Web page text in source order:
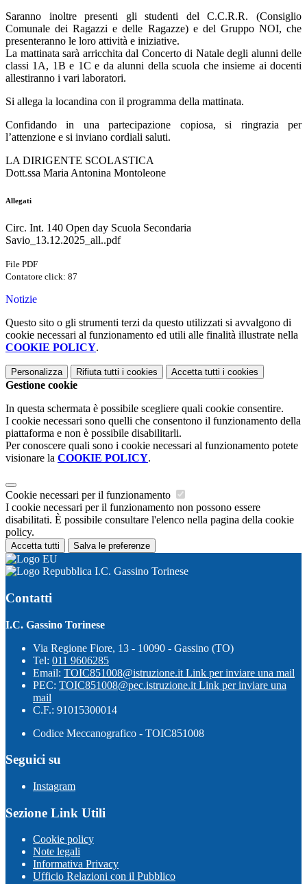
Saranno inoltre presenti gli studenti del C.C.R.R. (Consiglio
Comunale dei Ragazzi e delle Ragazze) e del Gruppo NOI, che
presenteranno le loro attività e iniziative.
La mattinata sarà arricchita dal Concerto di Natale degli alunni delle
classi 1A, 1B e 1C e da alunni della scuola che insieme ai docenti
allestiranno i vari laboratori.
Si allega la locandina con il programma della mattinata.
Confidando in una partecipazione copiosa, si ringrazia per
l’attenzione e si inviano cordiali saluti.
LA DIRIGENTE SCOLASTICA
Dott.ssa Maria Antonina Montoleone
Allegati
Circ. Int. 140 Open day Scuola Secondaria
Savio_13.12.2025_all..pdf
File PDF
Contatore click: 87
Notizie
Questo sito o gli strumenti terzi da questo utilizzati si avvalgono di
cookie necessari al funzionamento ed utili alle finalità illustrate nella
COOKIE POLICY.
Personalizza Rifiuta tutti i cookies Accetta tutti i cookies
Gestione cookie
In questa schermata è possibile scegliere quali cookie consentire.
I cookie necessari sono quelli che consentono il funzionamento della
piattaforma e non è possibile disabilitarli.
Per conoscere quali sono i cookie necessari al funzionamento potete
visionare la COOKIE POLICY.
Cookie necessari per il funzionamento
I cookie necessari per il funzionamento non possono essere
disabilitati. È possibile consultare l'elenco nella pagina della cookie
policy.
Accetta tutti Salva le preferenze
I.C. Gassino Torinese
Contatti
I.C. Gassino Torinese
Via Regione Fiore, 13 - 10090 - Gassino (TO)
Tel: 011 9606285
Email: TOIC851008@istruzione.it Link per inviare una mail
PEC: TOIC851008@pec.istruzione.it Link per inviare una
mail
C.F.: 91015300014
Codice Meccanografico - TOIC851008
Seguici su
Instagram
Sezione Link Utili
Cookie policy
Note legali
Informativa Privacy
Ufficio Relazioni con il Pubblico